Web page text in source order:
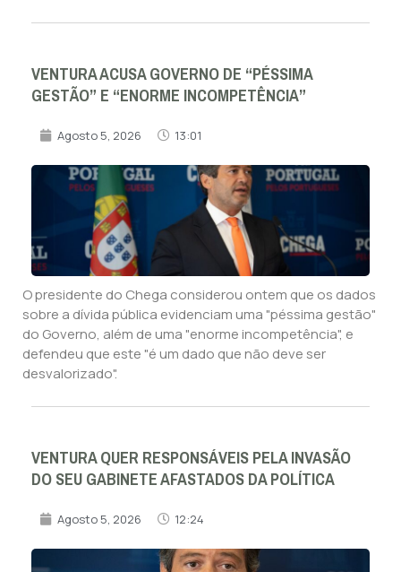
VENTURA ACUSA GOVERNO DE “PÉSSIMA
GESTÃO” E “ENORME INCOMPETÊNCIA”
Agosto 5, 2026 13:01
O presidente do Chega considerou ontem que os dados
sobre a dívida pública evidenciam uma "péssima gestão"
do Governo, além de uma "enorme incompetência", e
defendeu que este "é um dado que não deve ser
desvalorizado".
VENTURA QUER RESPONSÁVEIS PELA INVASÃO
DO SEU GABINETE AFASTADOS DA POLÍTICA
Agosto 5, 2026 12:24